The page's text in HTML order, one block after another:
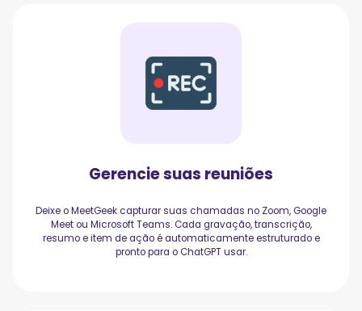
Gerencie suas reuniões
Deixe o MeetGeek capturar suas chamadas no Zoom, Google
Meet ou Microsoft Teams. Cada gravação, transcrição,
resumo e item de ação é automaticamente estruturado e
pronto para o ChatGPT usar.